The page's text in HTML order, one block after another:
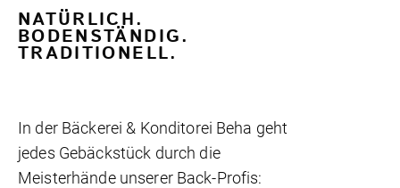
NATÜRLICH.
BODENSTÄNDIG.
TRADITIONELL.
In der Bäckerei & Konditorei Beha geht
jedes Gebäckstück durch die
Meisterhände unserer Back-Profis: